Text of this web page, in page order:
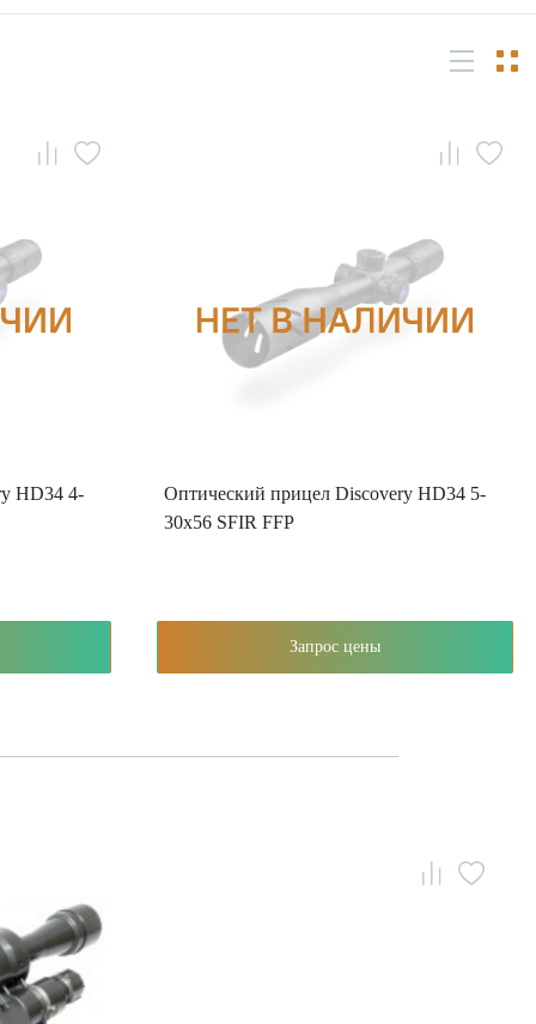
HD34 4-
Оптический прицел Discovery HD34 5-
30x56 SFIR FFP
Запрос цены